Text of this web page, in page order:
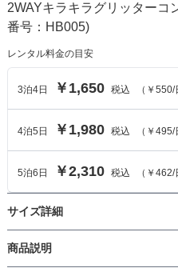
2WAYキラキラグリッターコ
番号：HB005)
レンタル料金の目安
3泊4日 ￥1,650 税込 （ ￥550/
4泊5 日 ￥1,980 税込 （ ￥495/
5泊6 日 ￥2,310 税込 （ ￥462/
サイズ詳細
バッグのサイズ
商品説明